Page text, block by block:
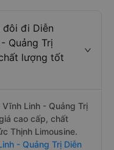
đôi đi Diễn
Quảng Trị
lượng tốt
Linh - Quảng Trị
cao cấp, chất
Thịnh Limousine.
- Quảng Trị Diễn